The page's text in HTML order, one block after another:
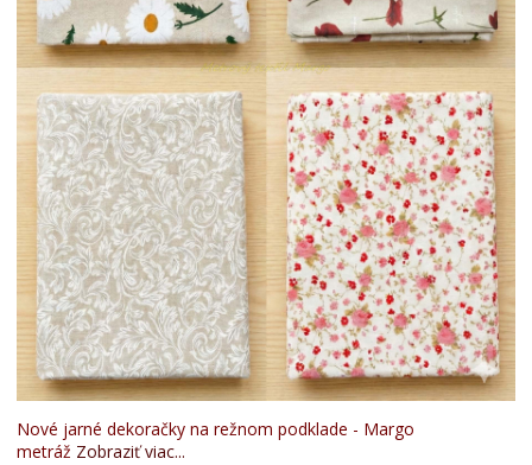
Nové jarné dekoračky na režnom podklade - Margo
metráž Zobraziť viac...